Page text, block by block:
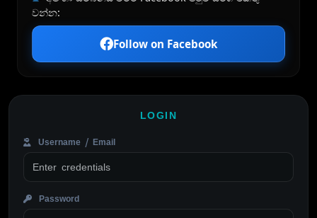
වන්න:
Follow on Facebook
LOGIN
Username / Email
Password